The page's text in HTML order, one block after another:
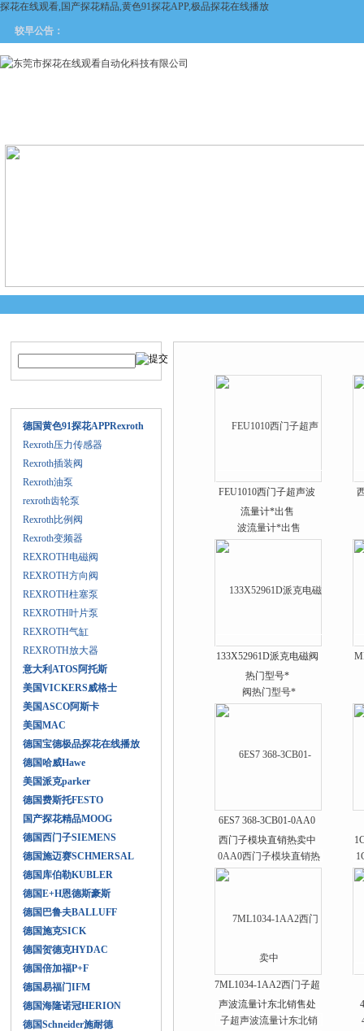
探花在线观看,国产探花精品,黄色91探花APP,极品探花在线播放
较早公告：
德国黄色91探花APPRexroth
Rexroth压力传感器
Rexroth插装阀
Rexroth油泵
rexroth齿轮泵
Rexroth比例阀
Rexroth变频器
REXROTH电磁阀
REXROTH方向阀
REXROTH柱塞泵
REXROTH叶片泵
REXROTH气缸
REXROTH放大器
意大利ATOS阿托斯
美国VICKERS威格士
美国ASCO阿斯卡
美国MAC
德国宝德极品探花在线播放
德国哈威Hawe
美国派克parker
德国费斯托FESTO
国产探花精品MOOG
德国西门子SIEMENS
德国施迈赛SCHMERSAL
德国库伯勒KUBLER
德国E+H恩德斯豪斯
德国巴鲁夫BALLUFF
德国施克SICK
德国贺德克HYDAC
德国倍加福P+F
德国易福门IFM
德国海隆诺冠HERION
德国Schneider施耐德
FEU1010西门子超声波
流量计*出售
133X52961D派克电磁阀
热门型号*
6ES7 368-3CB01-0AA0
西门子模块直销热卖中
7ML1034-1AA2西门子超
声波流量计东北销售处